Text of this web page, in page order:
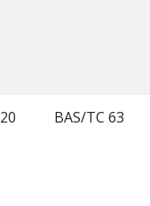
BAS/TC 63